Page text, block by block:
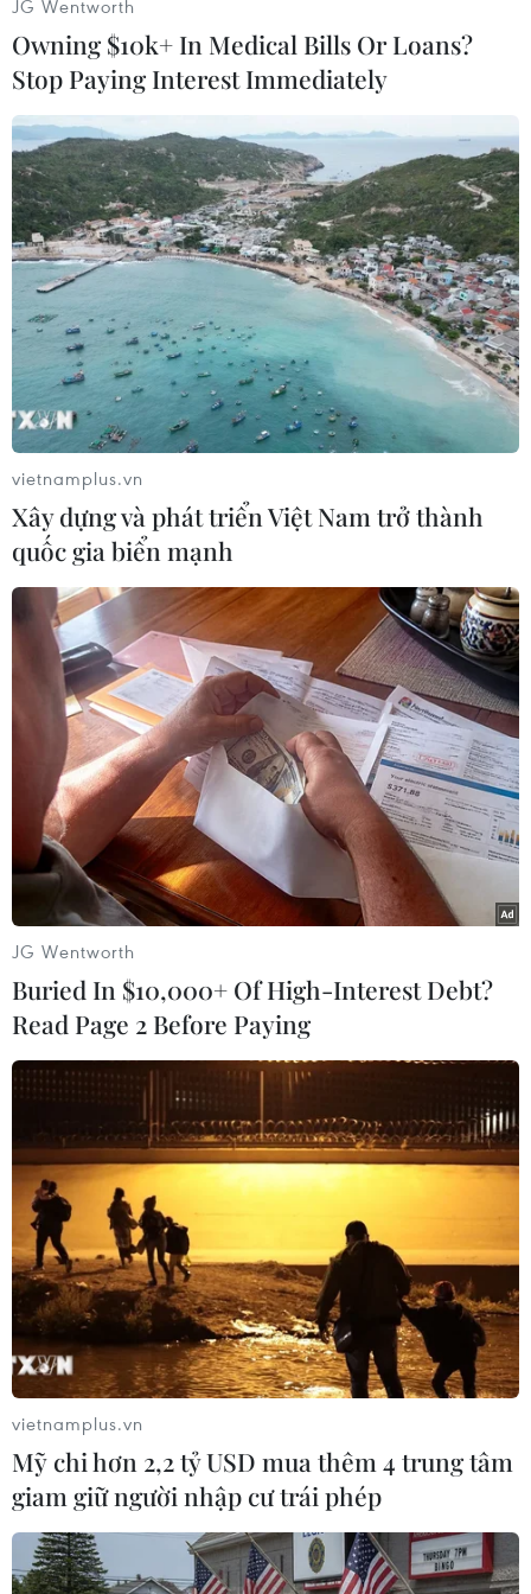
Căng thẳng Israel-Iran:
Hội đồng Bảo an Liên hợp
quốc họp khẩn
Hội đồng Bảo an Liên hợp quốc
đã tiến hành phiên họp mở khẩn
về xung đột Israel-Iran trong bối
cảnh giao tranh đã kéo dài sang
ngày thứ 8.
(Vietnam+)
#xung đột Iran-Israel
#Tổng thống Mỹ Donald Trump
Iran
Israel
Theo dõi VietnamPlus
CĂNG THẲNG IRAN-ISRAEL
Iran cảnh báo đáp trả, Israel tuyên bố sẵn sàng
nối lại chiến dịch quân sự
IRGC triển khai đợt tấn công thứ 17, Israel tấn
công hàng chục trung tâm chỉ huy ở Iran
Pháp tăng cường hiện diện quân sự tại Trung
Đông
Xung đột tại Trung Đông: Iran tiếp tục phóng tên
lửa vào Israel
Thương vụ Việt Nam tại Israel cập nhật thông
JG Wentworth
Owning $10k+ In Medical Bills Or Loans?
Stop Paying Interest Immediately
vietnamplus.vn
Xây dựng và phát triển Việt Nam trở thành
quốc gia biển mạnh
JG Wentworth
Buried In $10,000+ Of High-Interest Debt?
Read Page 2 Before Paying
vietnamplus.vn
Mỹ chi hơn 2,2 tỷ USD mua thêm 4 trung tâm
giam giữ người nhập cư trái phép